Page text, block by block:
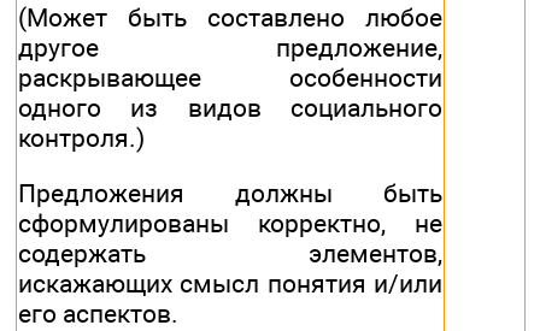
(Может быть составлено любое
другое предложение,
раскрывающее особенности
одного из видов социального
контроля.)
Предложения должны быть
сформулированы корректно, не
содержать элементов,
искажающих смысл понятия и/или
его аспектов.